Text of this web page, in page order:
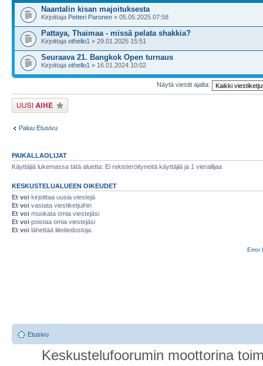
Naantalin kisan majoituksesta
Kirjoittaja Petteri Paronen » 05.05.2025 07:58
Pattaya, Thaimaa - missä pelata shakkia?
Kirjoittaja othello1 » 29.01.2025 15:51
Seuraava 21. Bangkok Open turnaus
Kirjoittaja othello1 » 16.01.2024 10:02
Näytä viestit ajalta:
Lähetä uusi viesti
Paluu Etusivu
PAIKALLAOLIJAT
Käyttäjiä lukemassa tätä aluetta: Ei rekisteröityneitä käyttäjiä ja 1 vierailijaa
KESKUSTELUALUEEN OIKEUDET
Et voi kirjoittaa uusia viestejä
Et voi vastata viestiketjuihin
Et voi muokata omia viestejäsi
Et voi poistaa omia viestejäsi
Et voi lähettää liitetiedostoja.
Error
Etusivu
Keskustelufoorumin moottorina